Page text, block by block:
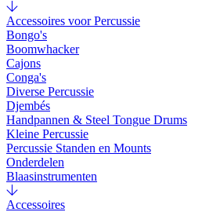
Accessoires voor Percussie
Bongo's
Boomwhacker
Cajons
Conga's
Diverse Percussie
Djembés
Handpannen & Steel Tongue Drums
Kleine Percussie
Percussie Standen en Mounts
Onderdelen
Blaasinstrumenten
Accessoires